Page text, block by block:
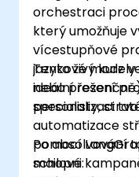
orchestraci
který umožňuje
vícestupňové
jazykové
ideální řešení
personalizaci
Tento živý kurz
nebo
specialisty,
automatizace
pomocí
mailové
Po absolvování
schopni: